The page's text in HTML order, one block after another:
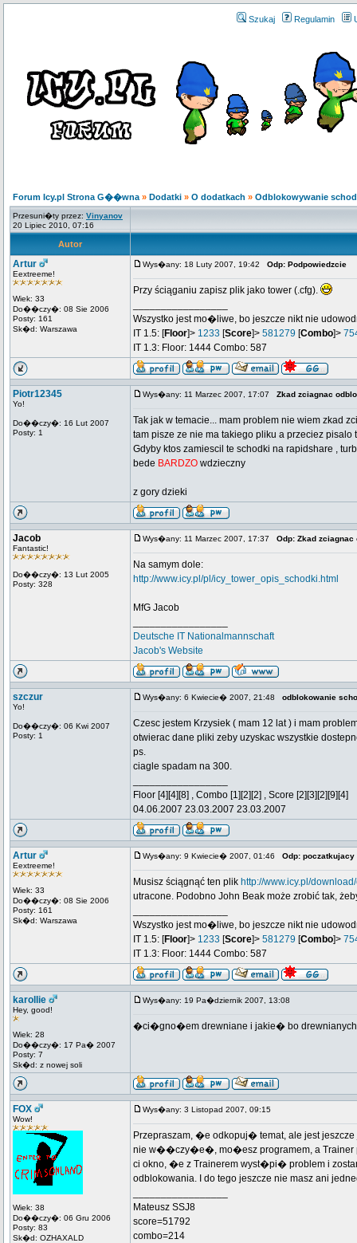
Szukaj Regulamin
Forum Icy.pl Strona G��wna » Dodatki » O dodatkach » Odblokowywanie
Przesuni�ty przez: Vinyanov
20 Lipiec 2010, 07:16
Autor
Artur
Eextreeme!
Wiek: 33
Do��czy�: 08 Sie 2006
Posty: 161
Sk�d: Warszawa
Wys�any: 18 Luty 2007, 19:42 Odp: Podpowiedzcie
Przy ściąganiu zapisz plik jako tower (.cfg).
Wszystko jest mo�liwe, bo jeszcze nikt nie
IT 1.5: [Floor]> 1233 [Score]> 581279 [Combo]>
IT 1.3: Floor: 1444 Combo: 587
Piotr12345
Yo!
Do��czy�: 16 Lut 2007
Posty: 1
Wys�any: 11 Marzec 2007, 17:07 Zkad zciagnac
Tak jak w temacie... mam problem nie wiem zkad
tam pisze ze nie ma takiego pliku a przeciez pisalo
Gdyby ktos zamiescil te schodki na rapidshare ,
bede BARDZO wdzieczny
z gory dzieki
Jacob
Fantastic!
Do��czy�: 13 Lut 2005
Posty: 328
Wys�any: 11 Marzec 2007, 17:37 Odp: Zkad
Na samym dole:
http://www.icy.pl/pl/icy_tower_opis_schodki.html
MfG Jacob
Deutsche IT Nationalmannschaft
Jacob's Website
szczur
Yo!
Do��czy�: 06 Kwi 2007
Posty: 1
Wys�any: 6 Kwiecie� 2007, 21:48 odblokowanie
Czesc jestem Krzysiek ( mam 12 lat ) i mam
otwierac dane pliki zeby uzyskac wszystkie
ps.
ciagle spadam na 300.
Floor [4][4][8] , Combo [1][2][2] , Score [2][3][2][9][4]
04.06.2007 23.03.2007 23.03.2007
Artur
Eextreeme!
Wiek: 33
Do��czy�: 08 Sie 2006
Posty: 161
Sk�d: Warszawa
Wys�any: 9 Kwiecie� 2007, 01:46 Odp: poczatkujacy
Musisz ściągnąć ten plik http://www.icy.pl/
utracone. Podobno John Beak może zrobić tak,
Wszystko jest mo�liwe, bo jeszcze nikt nie
IT 1.5: [Floor]> 1233 [Score]> 581279 [Combo]>
IT 1.3: Floor: 1444 Combo: 587
karollie
Hey, good!
Wiek: 28
Do��czy�: 17 Pa� 2007
Posty: 7
Sk�d: z nowej soli
Wys�any: 19 Pa�dziernik 2007, 13:08
�ci�gno�em drewniane i jakie� bo
FOX
Wow!
Wiek: 38
Do��czy�: 06 Gru 2006
Posty: 83
Sk�d: OZHAXALD
Wys�any: 3 Listopad 2007, 09:15
Przepraszam, �e odkopuj� temat, ale jest
nie w��czy�e�, mo�esz programem, a Trainer
ci okno, �e z Trainerem wyst�pi� problem i
odblokowania. I do tego jeszcze nie masz ani
Mateusz SSJ8
score=51792
combo=214